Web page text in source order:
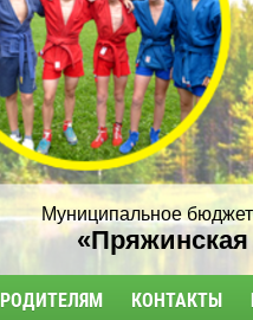
Муниципальное
РОДИТЕЛЯМ КОНТАКТЫ